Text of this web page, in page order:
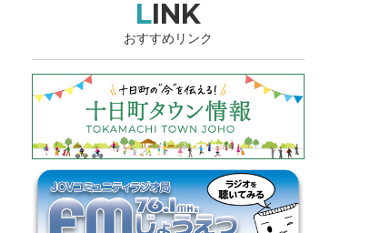
LINK
おすすめリンク